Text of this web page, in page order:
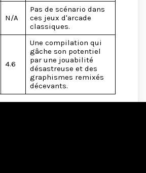
N/A
Pas de scénario dans
ces jeux d'arcade
classiques.
4.6
Une compilation qui
gâche son potentiel
par une jouabilité
désastreuse et des
graphismes remixés
décevants.